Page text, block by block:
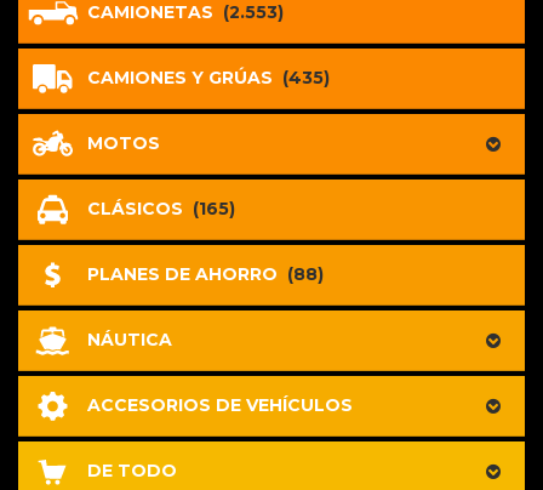
CAMIONETAS (2.553)
CAMIONES Y GRÚAS (435)
MOTOS
CLÁSICOS (165)
PLANES DE AHORRO (88)
NÁUTICA
ACCESORIOS DE VEHÍCULOS
DE TODO